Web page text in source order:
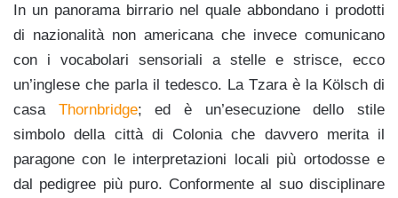
In un panorama birrario nel quale abbondano i prodotti
di nazionalità non americana che invece comunicano
con i vocabolari sensoriali a stelle e strisce, ecco
un’inglese che parla il tedesco. La Tzara è la Kölsch di
casa Thornbridge; ed è un’esecuzione dello stile
simbolo della città di Colonia che davvero merita il
paragone con le interpretazioni locali più ortodosse e
dal pedigree più puro. Conformente al suo disciplinare